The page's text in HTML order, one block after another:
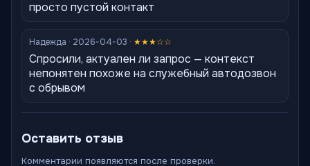
просто пустой контакт
Надежда · 2026-04-03 · ★★★☆☆
Спросили, актуален ли запрос — контекст
непонятен похоже на служебный автодозвон
с обрывом
Оставить отзыв
Комментарии появляются после проверки.